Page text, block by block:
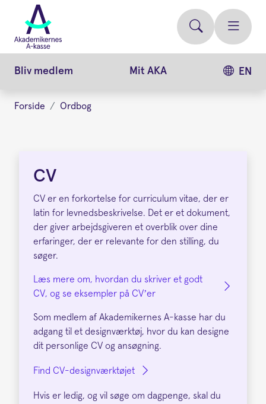
videre
hovedindhold
Bliv medlem Mit AKA EN
Forside Ordbog
CV
CV er en forkortelse for curriculum vitae, der er
latin for levnedsbeskrivelse. Det er et dokument,
der giver arbejdsgiveren et overblik over dine
erfaringer, der er relevante for den stilling, du
søger.
Læs mere om, hvordan du skriver et godt
CV, og se eksempler på CV’er
Som medlem af Akademikernes A-kasse har du
adgang til et designværktøj, hvor du kan designe
dit personlige CV og ansøgning.
Find CV-designværktøjet
Hvis er ledig, og vil søge om dagpenge, skal du